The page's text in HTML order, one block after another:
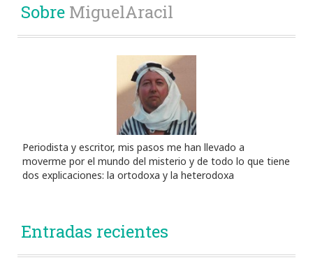
Sobre MiguelAracil
Periodista y escritor, mis pasos me han llevado a
moverme por el mundo del misterio y de todo lo que tiene
dos explicaciones: la ortodoxa y la heterodoxa
Entradas recientes